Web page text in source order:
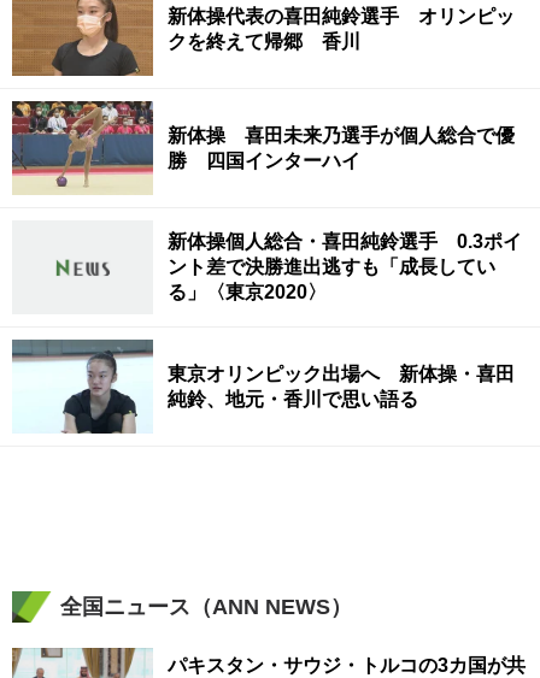
新体操代表の喜田純鈴選手 オリンピッ
クを終えて帰郷 香川
新体操 喜田未来乃選手が個人総合で優
勝 四国インターハイ
新体操個人総合・喜田純鈴選手 0.3ポイ
ント差で決勝進出逃すも「成長してい
る」〈東京2020〉
東京オリンピック出場へ 新体操・喜田
純鈴、地元・香川で思い語る
全国ニュース（ANN NEWS）
パキスタン・サウジ・トルコの3カ国が共